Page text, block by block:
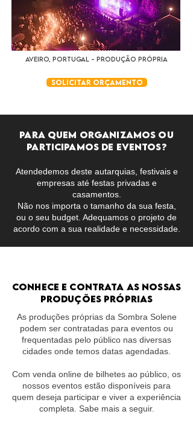
Aveiro, Portugal - Produção própria
solicitar orçamento
PARA QUEM ORGANIZAMOS ou
participamos de EVENTOS?
Atendedemos deste autarquias, festivais e
empresas até festas privadas e
casamentos.
Não nos importa o tamanho da sua festa,
ou o seu budget. Adequamos o projeto de
acordo com a sua realidade e necessidade.
CONHECE e contrata AS NOSSAS
PRODUÇÕES PRÓPRIAS
As produções próprias da Sombra Solene
podem ser contratadas para eventos ou
frequentadas pelo público nas diversas
cidades onde temos datas agendadas.
Com venda online de bilhetes ao público, os
nossos eventos estão disponíveis para
quem deseja participar e viver a experiência
completa. Sabe mais a seguir.